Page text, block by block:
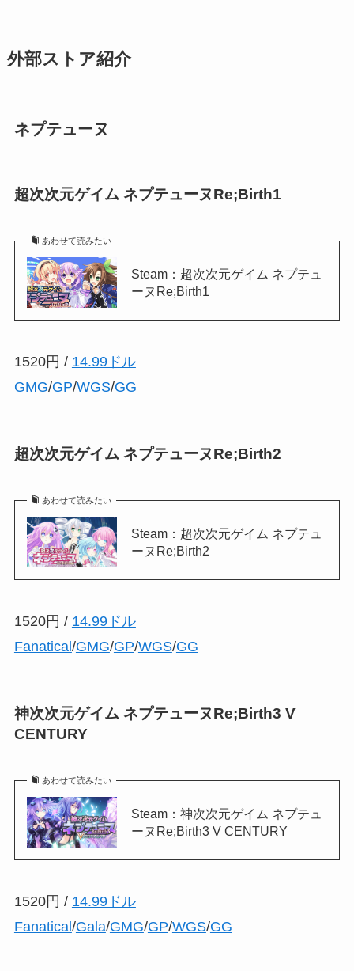
外部ストア紹介
ネプテューヌ
超次次元ゲイム ネプテューヌRe;Birth1
あわせて読みたい
Steam：超次次元ゲイム ネプテュ
ーヌRe;Birth1
1520円 / 14.99ドル
GMG/GP/WGS/GG
超次次元ゲイム ネプテューヌRe;Birth2
あわせて読みたい
Steam：超次次元ゲイム ネプテュ
ーヌRe;Birth2
1520円 / 14.99ドル
Fanatical /GMG/GP/WGS/GG
神次次元ゲイム ネプテューヌRe;Birth3 V
CENTURY
あわせて読みたい
Steam：神次次元ゲイム ネプテュ
ーヌRe;Birth3 V CENTURY
1520円 / 14.99ドル
Fanatical /Gala/GMG/GP/WGS/GG